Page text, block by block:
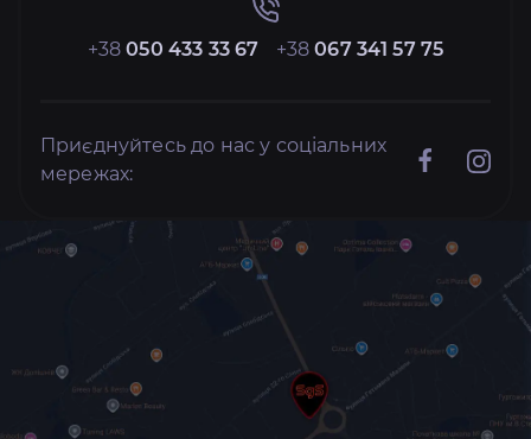
+38050 433 33 67 +38067 341 57 75
Приєднуйтесь до нас у соціальних
мережах: